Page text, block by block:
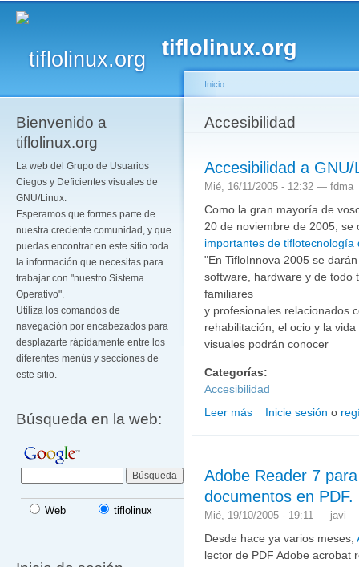
tiflolinux.org
Bienvenido a
tiflolinux.org
La web del Grupo de Usuarios
Ciegos y Deficientes visuales de
GNU/Linux.
Esperamos que formes parte de
nuestra creciente comunidad, y que
puedas encontrar en este sitio toda
la información que necesitas para
trabajar con "nuestro Sistema
Operativo".
Utiliza los comandos de
navegación por encabezados para
desplazarte rápidamente entre los
diferentes menús y secciones de
este sitio.
Búsqueda en la web:
Web tiflolinux
Se encuentra usted
Inicio
Accesibilidad
Accesibilidad a
Mié, 16/11/2005 - 12:32 — fdma
Como la gran mayoría de
20 de noviembre de 2005, se
importantes de
"En TifloInnova 2005 se
software, hardware y de todo
familiares
y profesionales relacionados
rehabilitación, el ocio y la
visuales podrán conocer
Categorías:
Accesibilidad
Leer más sobre Accesibilidad a
Inicie sesión o
Adobe Reader 7
documentos en PDF.
Mié, 19/10/2005 - 19:11 — javi
Desde hace ya varios meses,
lector de PDF Adobe acrobat